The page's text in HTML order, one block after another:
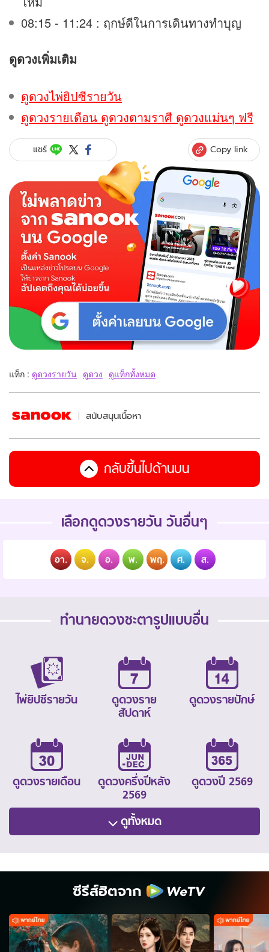
08:15 - 11:24 : ฤกษ์ดีในการเดินทางทำบุญ
ดูดวงเพิ่มเติม
ดูดวงไพ่ยิปซีรายวัน
ดูดวงรายเดือน ดูดวงตามราศี ดูดวงแม่นๆ ฟรี
แชร์ Copy link
แท็ก : ดูดวงรายวัน ดูดวง ดูแท็กทั้งหมด
สนับสนุนเนื้อหา
กลับขึ้นไปด้านบน
เลือกดูดวงรายวัน วันอื่นๆ
อา. จ. อ. พ. พฤ. ศ. ส.
ทำนายดวงชะตารูปแบบอื่น
ไพ่ยิปซีรายวัน
ดูดวงราย
สัปดาห์
ดูดวงรายปักษ์
ดูดวงรายเดือน
ดูดวงครึ่งปีหลัง
2569
ดูดวงปี 2569
ดูทั้งหมด
ซีรีส์ฮิตจาก